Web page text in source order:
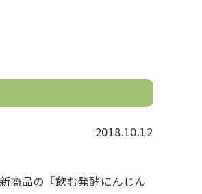
2018.10.12
商品の『飲む発酵にんじん